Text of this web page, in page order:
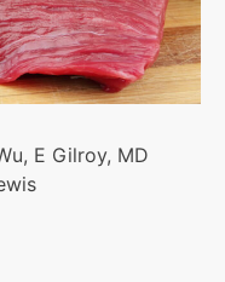
E Gilroy, MD